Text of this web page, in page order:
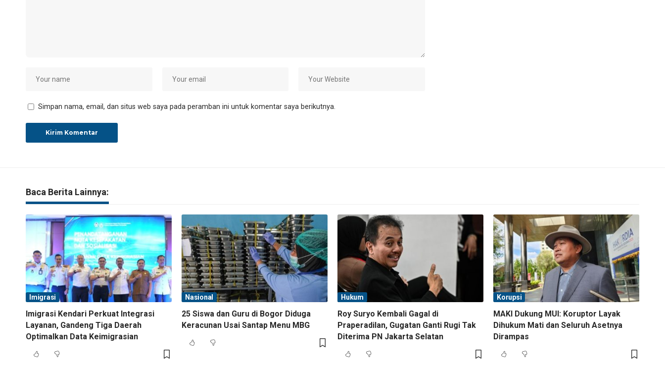
Simpan nama, email, dan situs web saya pada peramban ini untuk komentar saya berikutnya.
Baca Berita Lainnya:
Imigrasi
Imigrasi Kendari Perkuat Integrasi
Layanan, Gandeng Tiga Daerah
Optimalkan Data Keimigrasian
Nasional
25 Siswa dan Guru di Bogor Diduga
Keracunan Usai Santap Menu MBG
Hukum
Roy Suryo Kembali Gagal di
Praperadilan, Gugatan Ganti Rugi Tak
Diterima PN Jakarta Selatan
Korupsi
MAKI Dukung MUI: Koruptor Layak
Dihukum Mati dan Seluruh Asetnya
Dirampas